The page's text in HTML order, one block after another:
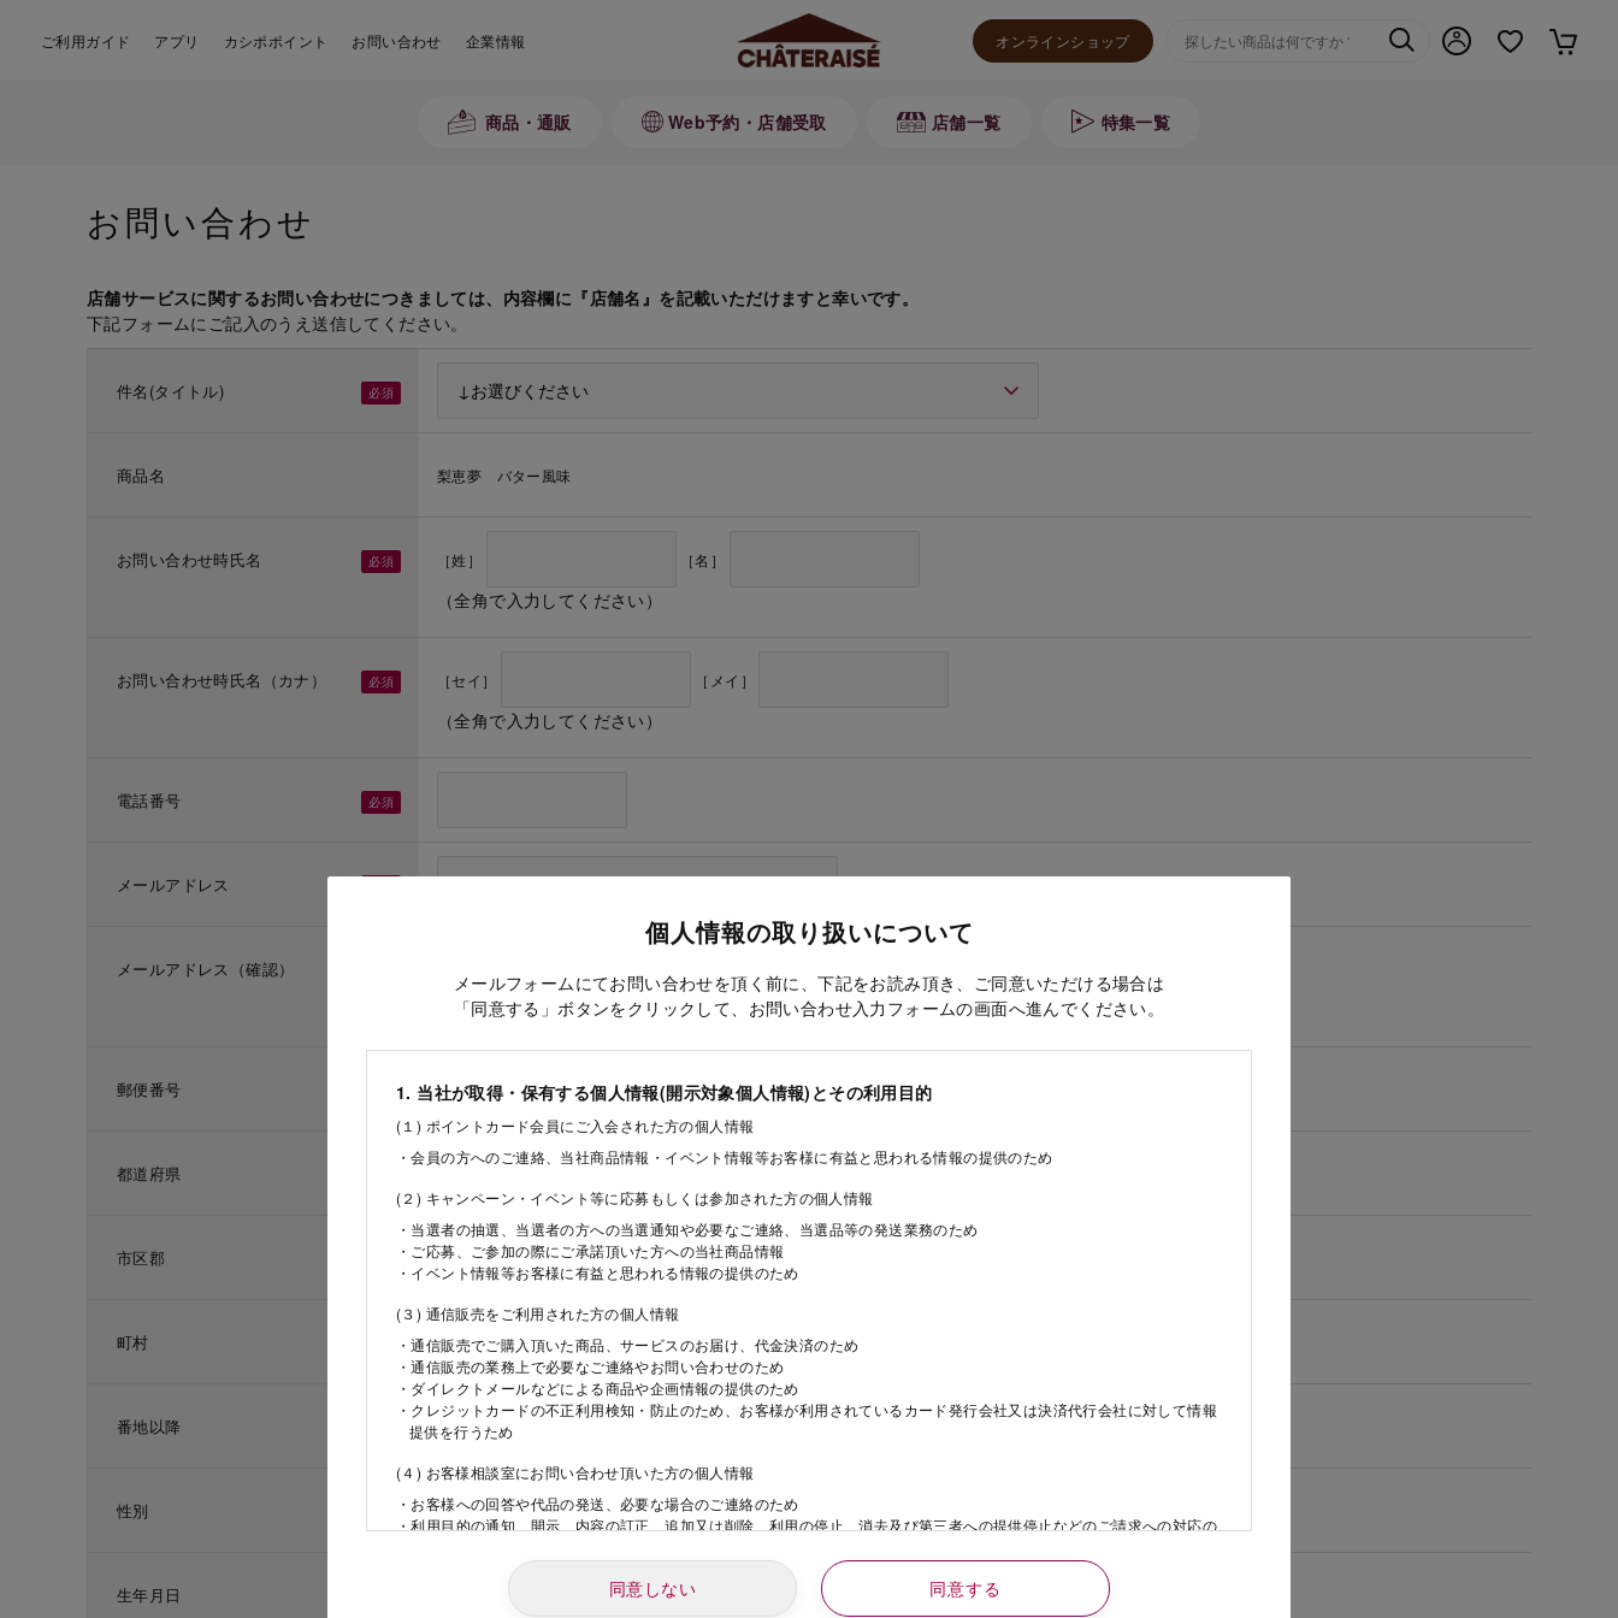
ご利用ガイド アプリ カシポポイント お問い合わせ 企業情報 オンラインショップ
商品・通販 Web予約・店舗受取 店舗一覧 特集一覧
お問い合わせ
店舗サービスに関するお問い合わせにつきましては、内容欄に『店舗名』を記載いただけますと幸いです。
下記フォームにご記入のうえ送信してください。
個人情報の取り扱いについて
メールフォームにてお問い合わせを頂く前に、下記をお読み頂き、ご同意いただける場合は
「同意する」ボタンをクリックして、お問い合わせ入力フォームの画面へ進んでください。
1. 当社が取得・保有する個人情報(開示対象個人情報)とその利用目的
(１) ポイントカード会員にご入会された方の個人情報
・会員の方へのご連絡、当社商品情報・イベント情報等お客様に有益と思われる情報の提供のため
(２) キャンペーン・イベント等に応募もしくは参加された方の個人情報
・当選者の抽選、当選者の方への当選通知や必要なご連絡、当選品等の発送業務のため
・ご応募、ご参加の際にご承諾頂いた方への当社商品情報
・イベント情報等お客様に有益と思われる情報の提供のため
(３) 通信販売をご利用された方の個人情報
・通信販売でご購入頂いた商品、サービスのお届け、代金決済のため
・通信販売の業務上で必要なご連絡やお問い合わせのため
・ダイレクトメールなどによる商品や企画情報の提供のため
・クレジットカードの不正利用検知・防止のため、お客様が利用されているカード発行会社又は決済代行会社に対して情報
提供を行うため
(４) お客様相談室にお問い合わせ頂いた方の個人情報
・お客様への回答や代品の発送、必要な場合のご連絡のため
・利用目的の通知、開示、内容の訂正、追加又は削除、利用の停止、消去及び第三者への提供停止などのご請求への対応の
(５) 当社の採用活動にご応募された方の個人情報
同意しない 同意する
件名(タイトル)
商品名 梨恵夢 バター風味
お問い合わせ時氏名 ［姓］ ［名］
（全角で入力してください）
お問い合わせ時氏名（カナ） ［セイ］ ［メイ］
（全角で入力してください）
電話番号
メールアドレス
メールアドレス（確認）
（メールアドレス確認のため再度入力をお願いします）
郵便番号
都道府県
市区郡
町村
番地以降
性別
生年月日 年